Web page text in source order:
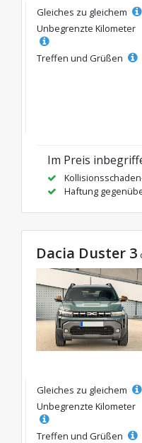
Gleiches zu gleichem
Unbegrenzte Kilometer
Treffen und Grüßen
Im Preis
Haftung
Dacia Duster 3
Gleiches zu gleichem
Unbegrenzte Kilometer
Treffen und Grüßen